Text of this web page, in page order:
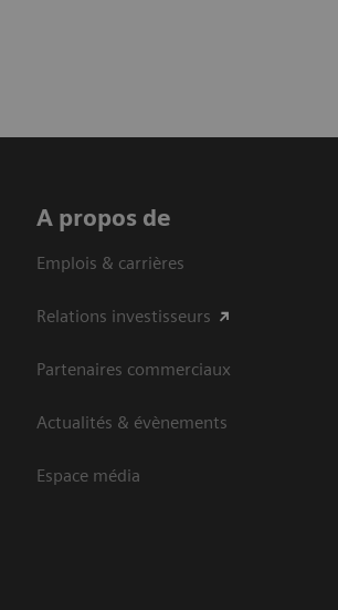
A propos de
Emplois & carrières
Relations investisseurs
Partenaires commerciaux
Actualités & évènements
Espace média